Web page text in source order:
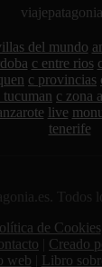
del mundo
c entre rios
c provincias
tucuman c zona
live
tenerife
Todos
de Cookies
Creado
web
Libro